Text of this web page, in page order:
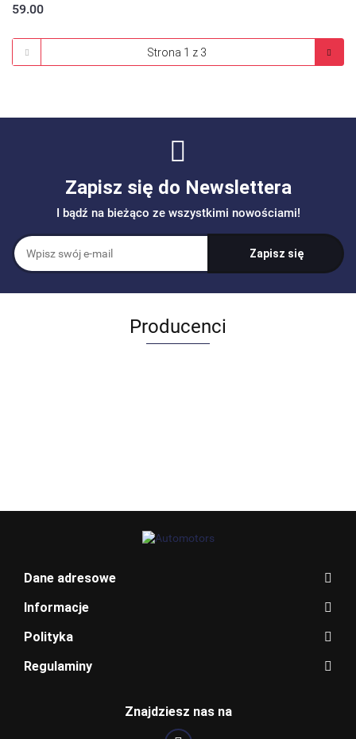
59.00
Zapisz się do Newslettera
I bądź na bieżąco ze wszystkimi nowościami!
Producenci
BENTLEY
Dane adresowe
Informacje
Polityka
Regulaminy
Znajdziesz nas na